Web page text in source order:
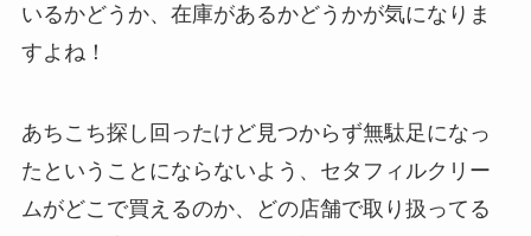
ソンなどのコンビニで買える！
いるかどうか、在庫があるかどうかが気になりま
すよね！
あちこち探し回ったけど見つからず無駄足になっ
たということにならないよう、セタフィルクリー
ムがどこで買えるのか、どの店舗で取り扱ってる